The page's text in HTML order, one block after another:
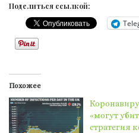
Поделиться ссылкой:
Похожее
«могут
стратегия